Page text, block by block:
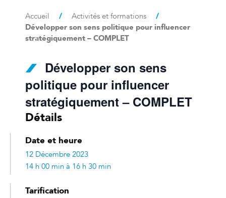
Accueil / Activités et formations
/
Développer son sens politique pour influencer
stratégiquement – COMPLET
Développer son sens
politique pour influencer
stratégiquement – COMPLET
Détails
Date et heure
12 Décembre 2023
14 h 00 min à 16 h 30 min
Tarification